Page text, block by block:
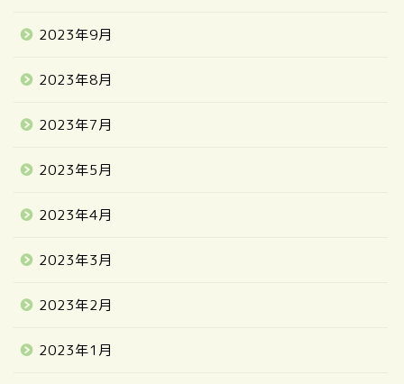
2023年9月
2023年8月
2023年7月
2023年5月
2023年4月
2023年3月
2023年2月
2023年1月